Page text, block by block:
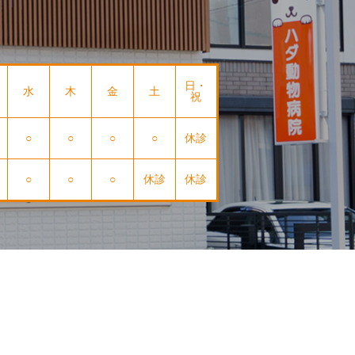
水 木 金 土
日・
祝
○ ○ ○ ○ 休診
○ ○ ○ 休診 休診